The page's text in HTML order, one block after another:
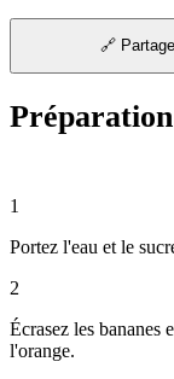
🔗
Préparation
1
Portez l'eau et le
2
Écrasez les bananes
l'orange.